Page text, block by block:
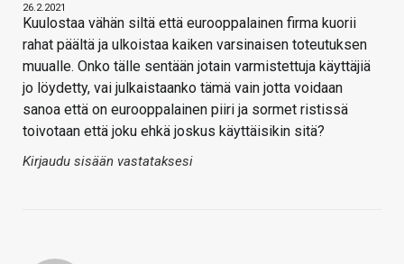
26.2.2021
Kuulostaa vähän siltä että eurooppalainen firma kuorii
rahat päältä ja ulkoistaa kaiken varsinaisen toteutuksen
muualle. Onko tälle sentään jotain varmistettuja käyttäjiä
jo löydetty, vai julkaistaanko tämä vain jotta voidaan
sanoa että on eurooppalainen piiri ja sormet ristissä
toivotaan että joku ehkä joskus käyttäisikin sitä?
Kirjaudu sisään vastataksesi